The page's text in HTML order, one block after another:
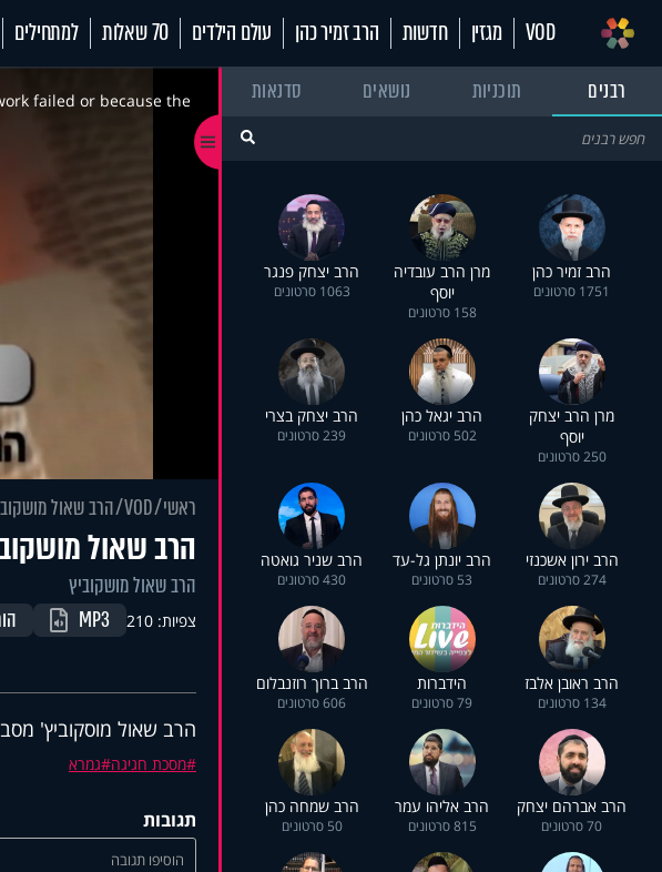
VOD מגזין חדשות הרב זמיר כהן עולם הילדים 70 שאלות למתחילים
רבנים
תוכניות נושאים סדנאות
הרב זמיר כהן
1751 סרטונים
מרן הרב עובדיה
יוסף
158 סרטונים
הרב יצחק פנגר
1063 סרטונים
מרן הרב יצחק
יוסף
250 סרטונים
הרב יגאל כהן
502 סרטונים
הרב יצחק בצרי
239 סרטונים
הרב ירון אשכנזי
274 סרטונים
הרב יונתן גל-עד
53 סרטונים
הרב שניר גואטה
430 סרטונים
הרב ראובן אלבז
134 סרטונים
הידברות
79 סרטונים
הרב ברוך רוזנבלום
606 סרטונים
הרב אברהם יצחק
70 סרטונים
הרב אליהו עמר
815 סרטונים
הרב שמחה כהן
50 סרטונים
failed or because the
ראשי VOD הרב שאול
הרב שאול
הרב שאול מושקוביץ
צפיות: 210 MP3
הרב שאול מוסקוביץ'
מסכת חגיגה גמרא
תגובות
הוסיפו תגובה